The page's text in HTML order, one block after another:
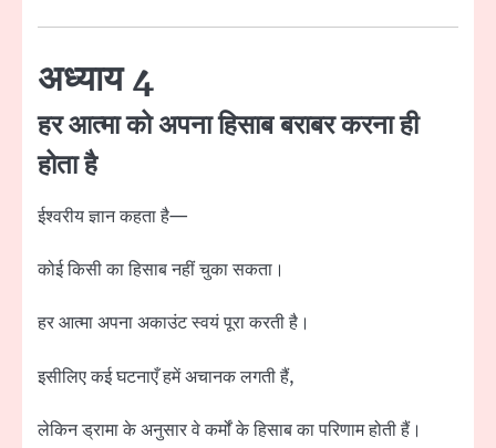
अध्याय 4
हर आत्मा को अपना हिसाब बराबर करना ही
होता है
ईश्वरीय ज्ञान कहता है—
कोई किसी का हिसाब नहीं चुका सकता।
हर आत्मा अपना अकाउंट स्वयं पूरा करती है।
इसीलिए कई घटनाएँ हमें अचानक लगती हैं,
लेकिन ड्रामा के अनुसार वे कर्मों के हिसाब का परिणाम होती हैं।